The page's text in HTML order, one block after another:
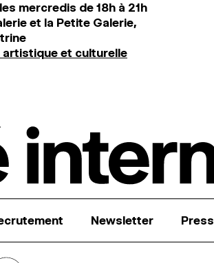
mercredis de 18h à 21h
et la Petite Galerie,
et culturelle
Newsletter